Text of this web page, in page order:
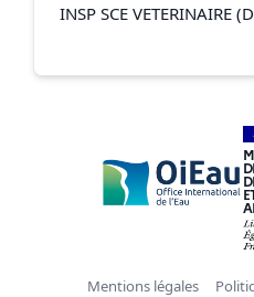
INSP SCE VETERINAIRE
Mentions légales